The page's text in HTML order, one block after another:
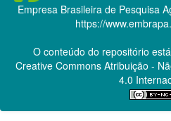
Empresa Brasileira de Pesquisa
https://
O conteúdo do repositório
Creative CommonsAtribuição -
4.0